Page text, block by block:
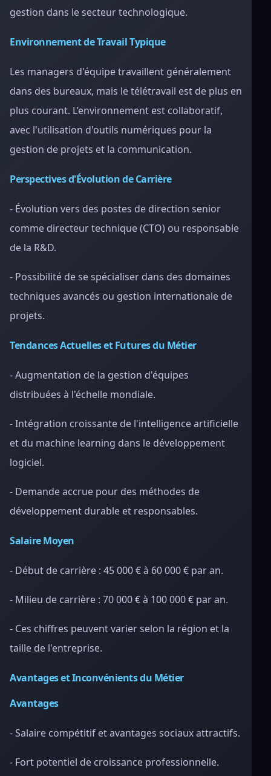
gestion dans le secteur technologique.
Environnement de Travail Typique
Les managers d'équipe travaillent généralement
dans des bureaux, mais le télétravail est de plus en
plus courant. L’environnement est collaboratif,
avec l'utilisation d'outils numériques pour la
gestion de projets et la communication.
Perspectives d'Évolution de Carrière
- Évolution vers des postes de direction senior
comme directeur technique (CTO) ou responsable
de la R&D.
- Possibilité de se spécialiser dans des domaines
techniques avancés ou gestion internationale de
projets.
Tendances Actuelles et Futures du Métier
- Augmentation de la gestion d'équipes
distribuées à l'échelle mondiale.
- Intégration croissante de l'intelligence artificielle
et du machine learning dans le développement
logiciel.
- Demande accrue pour des méthodes de
développement durable et responsables.
Salaire Moyen
- Début de carrière : 45 000 € à 60 000 € par an.
- Milieu de carrière : 70 000 € à 100 000 € par an.
- Ces chiffres peuvent varier selon la région et la
taille de l'entreprise.
Avantages et Inconvénients du Métier
Avantages
- Salaire compétitif et avantages sociaux attractifs.
- Fort potentiel de croissance professionnelle.